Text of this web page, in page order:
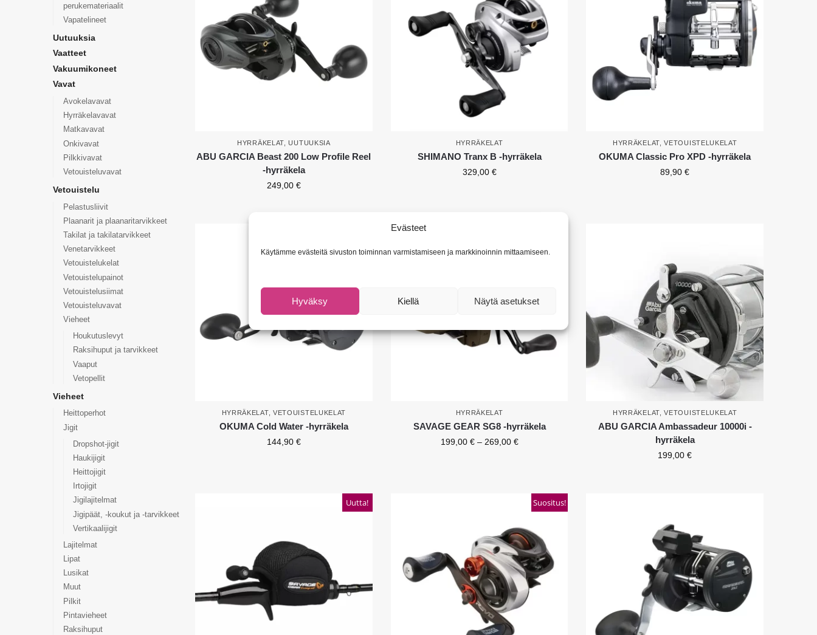
Evästeet
Käytämme evästeitä sivuston toiminnan varmistamiseen ja markkinoinnin mittaamiseen.
Hyväksy Kiellä Näytä asetukset
HYRRÄKELAT ,UUTUUKSIA
ABU GARCIA Beast 200 Low Profile Reel
-hyrräkela
249,00 €
HYRRÄKELAT
SHIMANO Tranx B -hyrräkela
329,00 €
HYRRÄKELAT,VETOUISTELUKELAT
OKUMA Classic Pro XPD -hyrräkela
89,90€
HYRRÄKELAT, VETOUISTELUKELAT
OKUMA Cold Water -hyrräkela
144,90 €
HYRRÄKELAT
SAVAGE GEAR SG8 -hyrräkela
199,00 € – 269,00 €
HYRRÄKELAT,VETOUISTELUKELAT
ABU GARCIA Ambassadeur 10000i -
hyrräkela
199,00€
Uutta! Suositus!
perukemateriaalit
Vapatelineet
Uutuuksia
Vaatteet
Vakuumikoneet
Vavat
Avokelavavat
Hyrräkelavavat
Matkavavat
Onkivavat
Pilkkivavat
Vetouisteluvavat
Vetouistelu
Pelastusliivit
Plaanarit ja plaanaritarvikkeet
Takilat ja takilatarvikkeet
Venetarvikkeet
Vetouistelukelat
Vetouistelupainot
Vetouistelusiimat
Vetouisteluvavat
Vieheet
Houkutuslevyt
Raksihuput ja tarvikkeet
Vaaput
Vetopellit
Vieheet
Heittoperhot
Jigit
Dropshot-jigit
Haukijigit
Heittojigit
Irtojigit
Jigilajitelmat
Jigipäät, -koukut ja -tarvikkeet
Vertikaalijigit
Lajitelmat
Lipat
Lusikat
Muut
Pilkit
Pintavieheet
Raksihuput